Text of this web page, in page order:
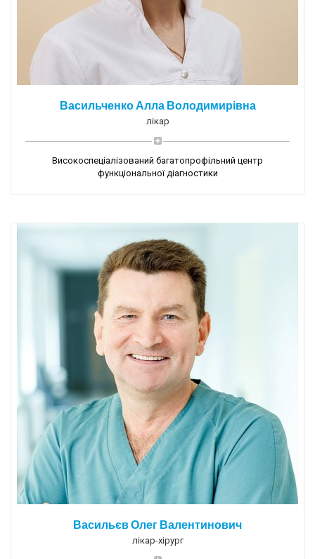
Васильченко Алла Володимирівна
лікар
Високоспеціалізований багатопрофільний центр
функціональної діагностики
Васильєв Олег Валентинович
лікар-хірург